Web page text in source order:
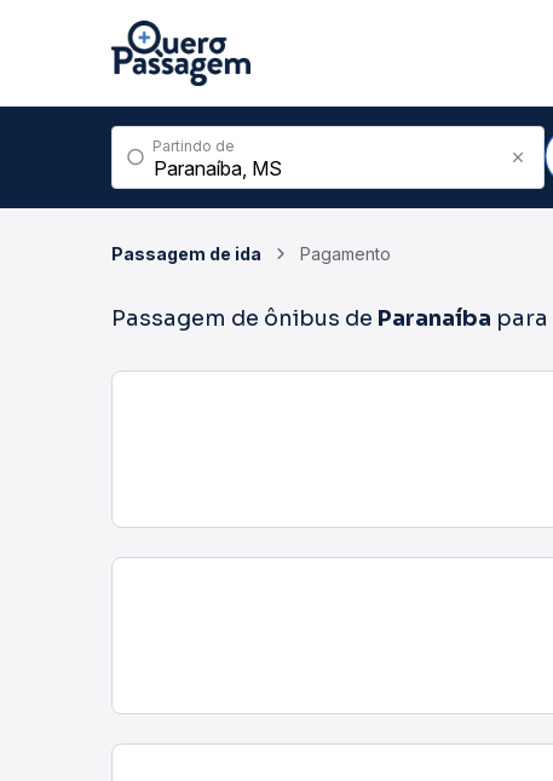
Partindo de
Passagem de ida Pagamento
Passagem de ônibus de Paranaíba para